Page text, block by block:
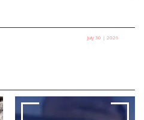
July 30 | 2026